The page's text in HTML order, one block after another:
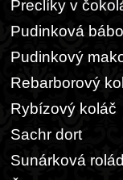
Preclíky v
Pudinková
Pudinkový
Rebarborový
Rybízový koláč
Sachr dort
Sunárková